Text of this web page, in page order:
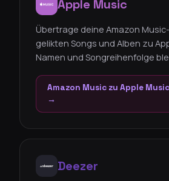
Apple Music
Übertrage deine Amazon
gelikten Songs und Alben zu
Namen und Songreihenfolge
Amazon Music zu Apple
→
Deezer